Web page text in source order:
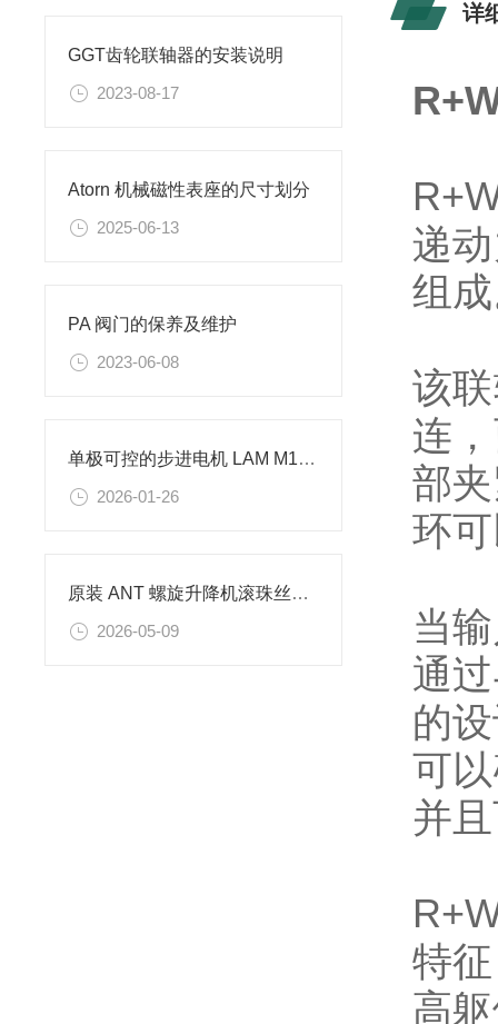
GGT齿轮联轴器的安装说明
2023-08-17
Atorn 机械磁性表座的尺寸划分
2025-06-13
PA 阀门的保养及维护
2023-06-08
单极可控的步进电机 LAM M1343031 常用于冶金加工行业
2026-01-26
原装 ANT 螺旋升降机滚珠丝杠 工业自动化驱动解决方案
2026-05-09
详
递
组
该
连
部
环
当
通
的
可
并
特
高